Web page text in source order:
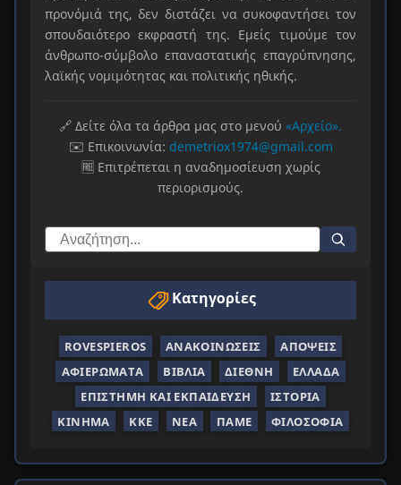
προνόμιά της, δεν διστάζει να συκοφαντήσει τον
σπουδαιότερο εκφραστή της. Εμείς τιμούμε τον
άνθρωπο-σύμβολο επαναστατικής επαγρύπνησης,
λαϊκής νομιμότητας και πολιτικής ηθικής.
🔗 Δείτε όλα τα άρθρα μας στο μενού «Αρχείο».
✉️ Επικοινωνία: demetriox1974@gmail.com
🆓 Επιτρέπεται η αναδημοσίευση χωρίς
περιορισμούς.
Κατηγορίες
ROVESPIEROS ΑΝΑΚΟΙΝΏΣΕΙΣ
ΑΠΌΨΕΙΣ
ΑΦΙΕΡΏΜΑΤΑ
ΒΙΒΛΊΑ ΔΙΕΘΝΉ
ΕΛΛΆΔΑ
ΕΠΙΣΤΉΜΗ ΚΑΙ ΕΚΠΑΊΔΕΥΣΗ
ΙΣΤΟΡΊΑ
ΚΊΝΗΜΑ
ΚΚΕ ΝΈΑ ΠΑΜΕ ΦΙΛΟΣΟΦΊΑ